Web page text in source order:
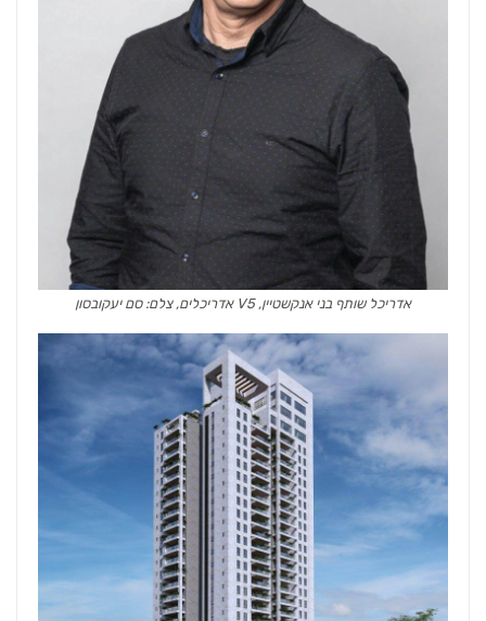
אדריכל שותף בני אנקשטיין, V5 אדריכלים, צלם: סם יעקובסון